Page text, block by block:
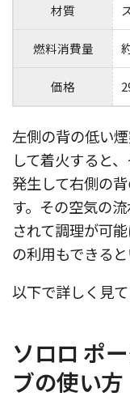
材質
燃料消費量
価格
左側の背の低い
して着火すると
発生して右側の
す。その空気の
されて調理が可
の利用もできると
以下で詳しく見て
ソロロ ポ
ブの使い方